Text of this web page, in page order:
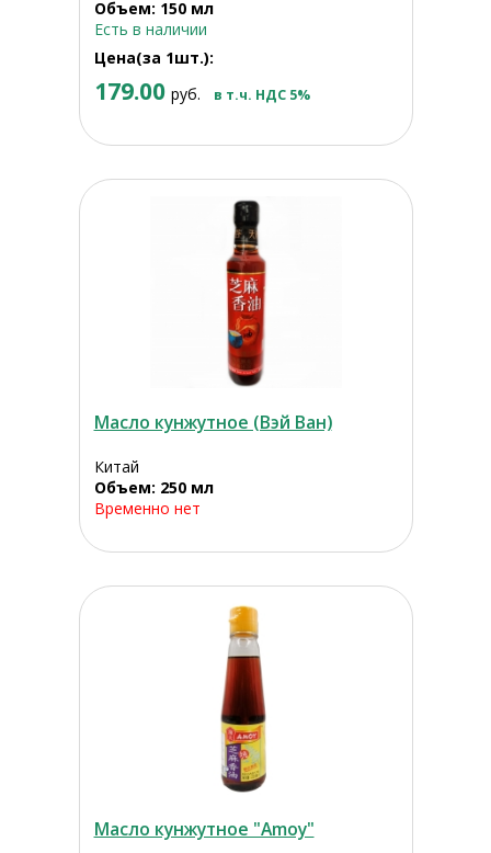
Объем: 150 мл
Есть в наличии
Цена(за 1шт.):
179.00 руб. в т.ч. НДС 5%
Масло кунжутное (Вэй Ван)
Китай
Объем: 250 мл
Временно нет
Масло кунжутное "Amoy"